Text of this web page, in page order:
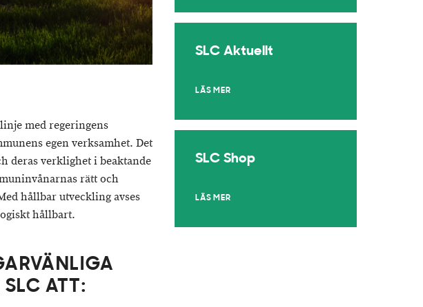
med regeringens
egen verksamhet. Det
deras verklighet i beaktande
rätt och
hållbar utveckling avses
hållbart.
SLC ATT:
SLC Aktuellt
LÄS MER
SLC Shop
LÄS MER